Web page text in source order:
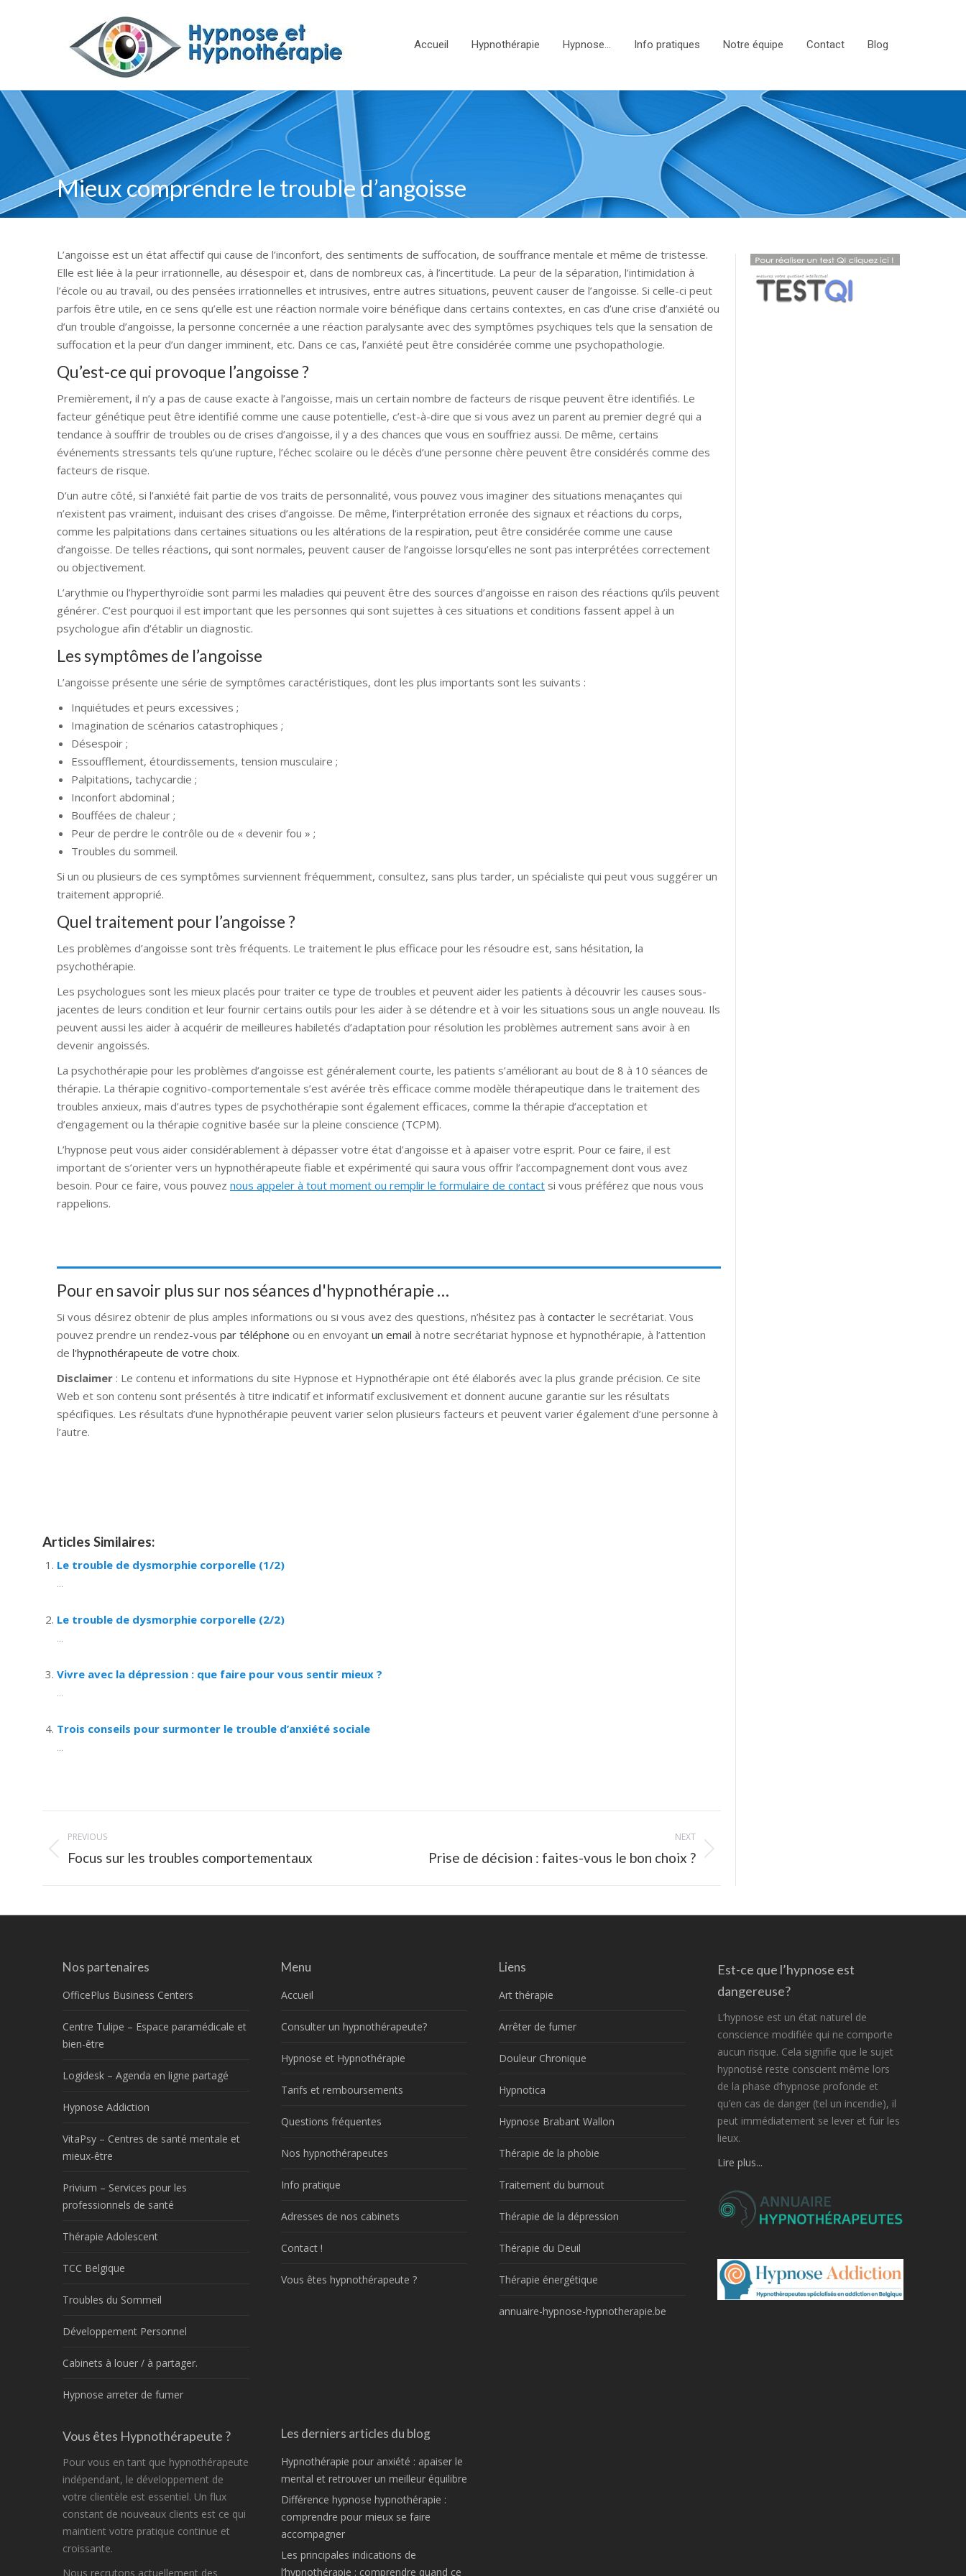
Accueil Hypnothérapie Hypnose… Info pratiques Notre équipe Contact Blog
Mieux comprendre le trouble d’angoisse
L’angoisse est un état affectif qui cause de l’inconfort, des sentiments de suffocation, de souffrance mentale et même de tristesse.
Elle est liée à la peur irrationnelle, au désespoir et, dans de nombreux cas, à l’incertitude. La peur de la séparation, l’intimidation à
l’école ou au travail, ou des pensées irrationnelles et intrusives, entre autres situations, peuvent causer de l’angoisse. Si celle-ci peut
parfois être utile, en ce sens qu’elle est une réaction normale voire bénéfique dans certains contextes, en cas d’une crise d’anxiété ou
d’un trouble d’angoisse, la personne concernée a une réaction paralysante avec des symptômes psychiques tels que la sensation de
suffocation et la peur d’un danger imminent, etc. Dans ce cas, l’anxiété peut être considérée comme une psychopathologie.
Qu’est-ce qui provoque l’angoisse ?
Premièrement, il n’y a pas de cause exacte à l’angoisse, mais un certain nombre de facteurs de risque peuvent être identifiés. Le
facteur génétique peut être identifié comme une cause potentielle, c’est-à-dire que si vous avez un parent au premier degré qui a
tendance à souffrir de troubles ou de crises d’angoisse, il y a des chances que vous en souffriez aussi. De même, certains
événements stressants tels qu’une rupture, l’échec scolaire ou le décès d’une personne chère peuvent être considérés comme des
facteurs de risque.
D’un autre côté, si l’anxiété fait partie de vos traits de personnalité, vous pouvez vous imaginer des situations menaçantes qui
n’existent pas vraiment, induisant des crises d’angoisse. De même, l’interprétation erronée des signaux et réactions du corps,
comme les palpitations dans certaines situations ou les altérations de la respiration, peut être considérée comme une cause
d’angoisse. De telles réactions, qui sont normales, peuvent causer de l’angoisse lorsqu’elles ne sont pas interprétées correctement
ou objectivement.
L’arythmie ou l’hyperthyroïdie sont parmi les maladies qui peuvent être des sources d’angoisse en raison des réactions qu’ils peuvent
générer. C’est pourquoi il est important que les personnes qui sont sujettes à ces situations et conditions fassent appel à un
psychologue afin d’établir un diagnostic.
Les symptômes de l’angoisse
L’angoisse présente une série de symptômes caractéristiques, dont les plus importants sont les suivants :
Inquiétudes et peurs excessives ;
Imagination de scénarios catastrophiques ;
Désespoir ;
Essoufflement, étourdissements, tension musculaire ;
Palpitations, tachycardie ;
Inconfort abdominal ;
Bouffées de chaleur ;
Peur de perdre le contrôle ou de « devenir fou » ;
Troubles du sommeil.
Si un ou plusieurs de ces symptômes surviennent fréquemment, consultez, sans plus tarder, un spécialiste qui peut vous suggérer un
traitement approprié.
Quel traitement pour l’angoisse ?
Les problèmes d’angoisse sont très fréquents. Le traitement le plus efficace pour les résoudre est, sans hésitation, la
psychothérapie.
Les psychologues sont les mieux placés pour traiter ce type de troubles et peuvent aider les patients à découvrir les causes sous-
jacentes de leurs condition et leur fournir certains outils pour les aider à se détendre et à voir les situations sous un angle nouveau. Ils
peuvent aussi les aider à acquérir de meilleures habiletés d’adaptation pour résolution les problèmes autrement sans avoir à en
devenir angoissés.
La psychothérapie pour les problèmes d’angoisse est généralement courte, les patients s’améliorant au bout de 8 à 10 séances de
thérapie. La thérapie cognitivo-comportementale s’est avérée très efficace comme modèle thérapeutique dans le traitement des
troubles anxieux, mais d’autres types de psychothérapie sont également efficaces, comme la thérapie d’acceptation et
d’engagement ou la thérapie cognitive basée sur la pleine conscience (TCPM).
L’hypnose peut vous aider considérablement à dépasser votre état d’angoisse et à apaiser votre esprit. Pour ce faire, il est
important de s’orienter vers un hypnothérapeute fiable et expérimenté qui saura vous offrir l’accompagnement dont vous avez
besoin. Pour ce faire, vous pouvez nous appeler à tout moment ou remplir le formulaire de contact si vous préférez que nous vous
rappelions.
Pour en savoir plus sur nos séances d'hypnothérapie …
Si vous désirez obtenir de plus amples informations ou si vous avez des questions, n’hésitez pas à contacter le secrétariat. Vous
pouvez prendre un rendez-vous par téléphone ou en envoyant un email à notre secrétariat hypnose et hypnothérapie, à l’attention
de l'hypnothérapeute de votre choix.
Disclaimer : Le contenu et informations du site Hypnose et Hypnothérapie ont été élaborés avec la plus grande précision. Ce site
Web et son contenu sont présentés à titre indicatif et informatif exclusivement et donnent aucune garantie sur les résultats
spécifiques. Les résultats d’une hypnothérapie peuvent varier selon plusieurs facteurs et peuvent varier également d’une personne à
l’autre.
Articles Similaires:
Le trouble de dysmorphie corporelle (1/2)
...
Le trouble de dysmorphie corporelle (2/2)
...
Vivre avec la dépression : que faire pour vous sentir mieux ?
...
Trois conseils pour surmonter le trouble d’anxiété sociale
...
navigation
PREVIOUS
Previous
Focus sur les troubles comportementaux
NEXT
Prise de décision : faites-vous le bon choix ?
Nos partenaires
OfficePlus Business Centers
Centre Tulipe – Espace paramédicale et
bien-être
Logidesk – Agenda en ligne partagé
Hypnose Addiction
VitaPsy – Centres de santé mentale et
mieux-être
Privium – Services pour les
professionnels de santé
Thérapie Adolescent
TCC Belgique
Troubles du Sommeil
Développement Personnel
Cabinets à louer / à partager.
Hypnose arreter de fumer
Menu
Accueil
Consulter un hypnothérapeute?
Hypnose et Hypnothérapie
Tarifs et remboursements
Questions fréquentes
Nos hypnothérapeutes
Info pratique
Adresses de nos cabinets
Contact !
Vous êtes hypnothérapeute ?
Liens
Art thérapie
Arrêter de fumer
Douleur Chronique
Hypnotica
Hypnose Brabant Wallon
Thérapie de la phobie
Traitement du burnout
Thérapie de la dépression
Thérapie du Deuil
Thérapie énergétique
annuaire-hypnose-hypnotherapie.be
Est-ce que l’hypnose est
dangereuse?
L’hypnose est un état naturel de
conscience modifiée qui ne comporte
aucun risque. Cela signifie que le sujet
hypnotisé reste conscient même lors
de la phase d’hypnose profonde et
qu’en cas de danger (tel un incendie), il
peut immédiatement se lever et fuir les
lieux.
Lire plus...
Vous êtes Hypnothérapeute ?
Pour vous en tant que hypnothérapeute
indépendant, le développement de
votre clientèle est essentiel. Un flux
constant de nouveaux clients est ce qui
maintient votre pratique continue et
croissante.
Nous recrutons actuellement des
Les derniers articles du blog
Hypnothérapie pour anxiété : apaiser le
mental et retrouver un meilleur équilibre
Différence hypnose hypnothérapie :
comprendre pour mieux se faire
accompagner
Les principales indications de
l’hypnothérapie : comprendre quand ce